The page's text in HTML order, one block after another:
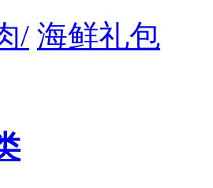
/ 海鲜礼包